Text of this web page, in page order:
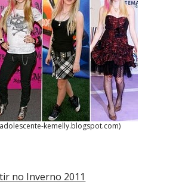
kemelly.blogspot.com)
no Inverno 2011